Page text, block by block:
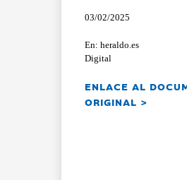
03/02/2025
En: heraldo.es
Digital
ENLACE AL
ORIGINAL >